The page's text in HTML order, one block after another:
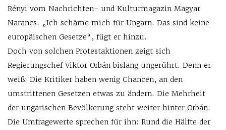
Rényi vom Nachrichten- und Kulturmagazin Magyar
Narancs. „Ich schäme mich für Ungarn. Das sind keine
europäischen Gesetze“, fügt er hinzu.
Doch von solchen Protestaktionen zeigt sich
Regierungschef Viktor Orbán bislang ungerührt. Denn er
weiß: Die Kritiker haben wenig Chancen, an den
umstrittenen Gesetzen etwas zu ändern. Die Mehrheit
der ungarischen Bevölkerung steht weiter hinter Orbán.
Die Umfragewerte sprechen für ihn: Rund die Hälfte der